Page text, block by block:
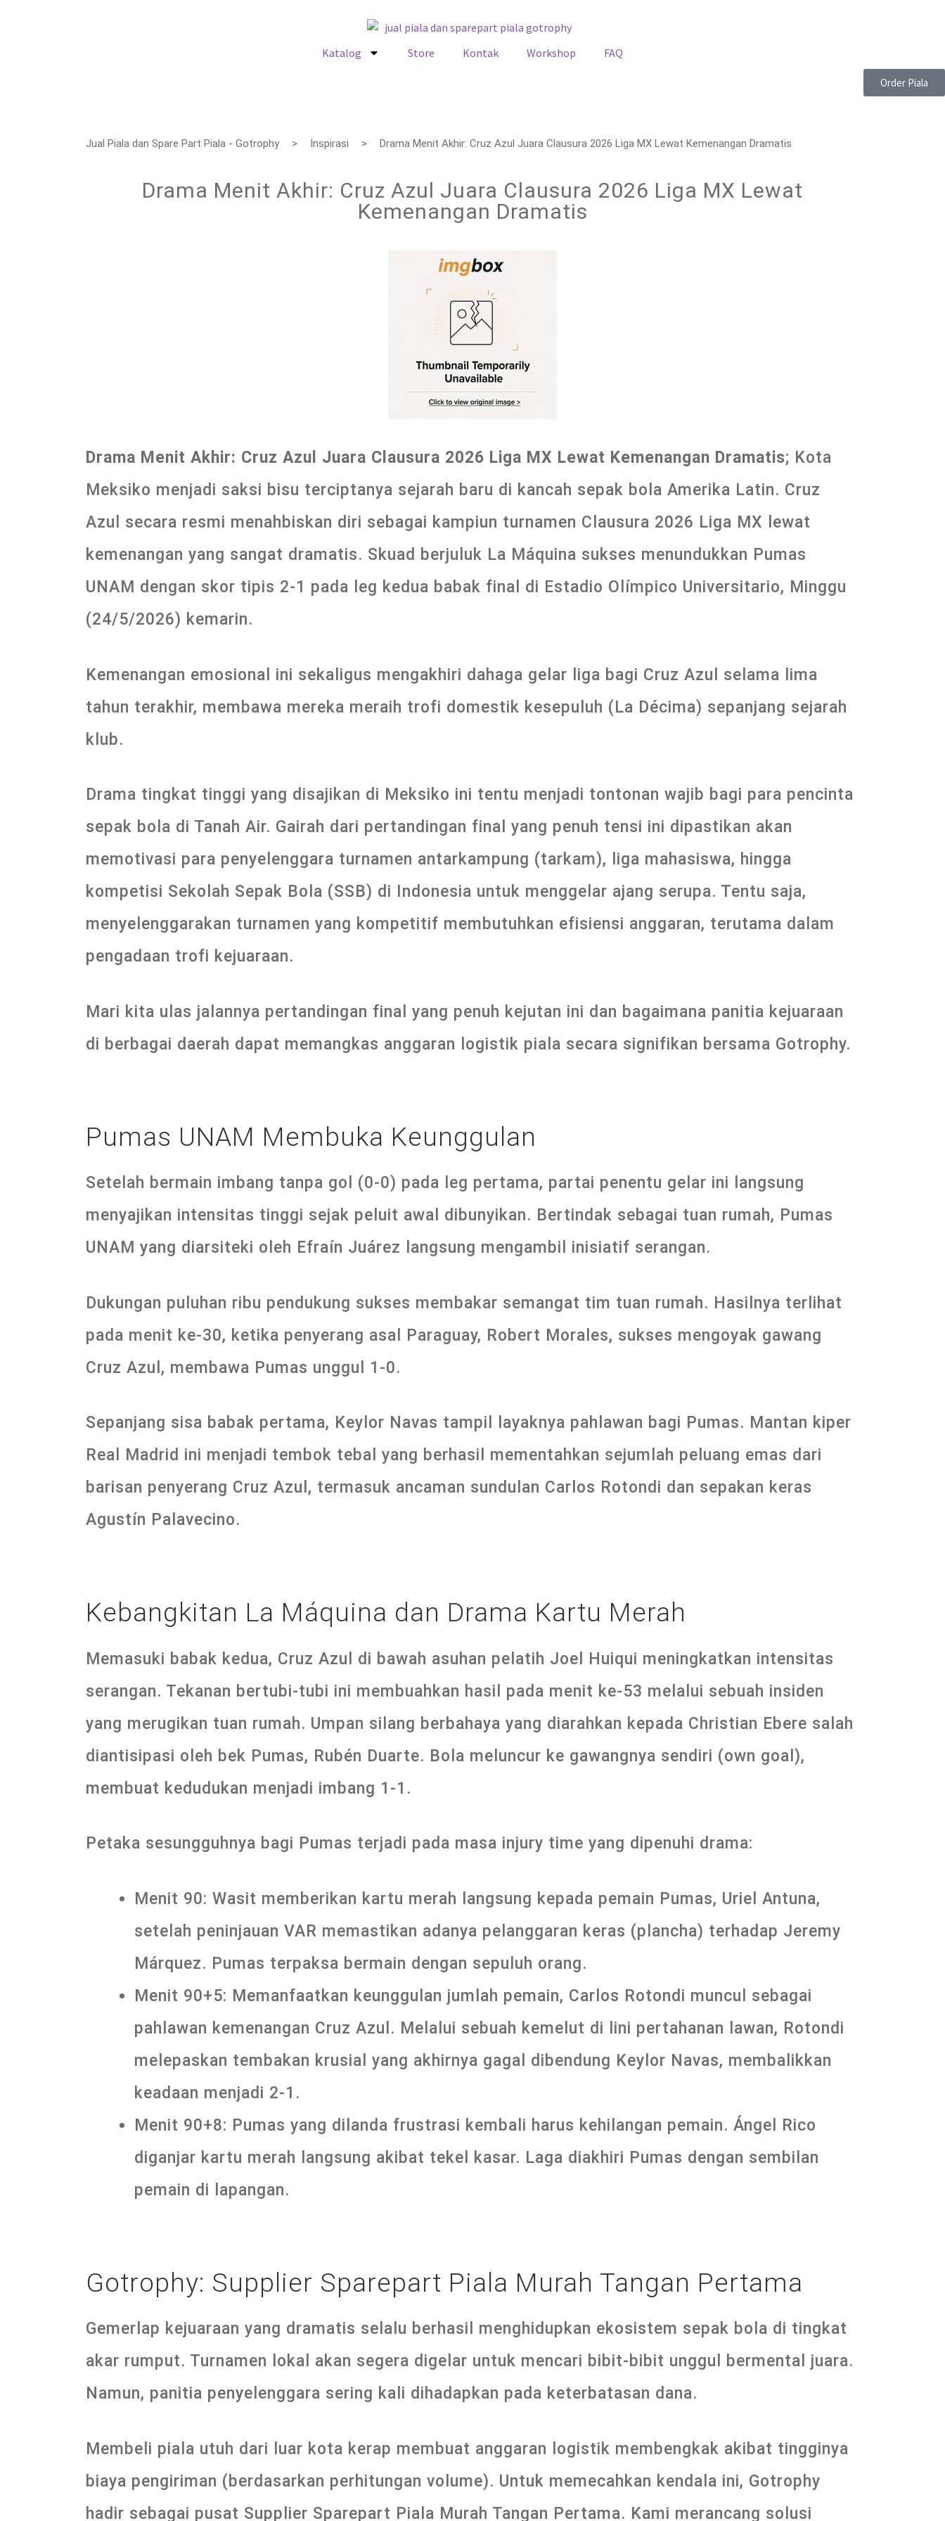
Katalog Store Kontak Workshop FAQ
Order Piala
Jual Piala dan Spare Part Piala - Gotrophy Inspirasi Drama Menit Akhir: Cruz Azul Juara Clausura 2026 Liga MX Lewat Kemenangan Dramatis
Drama Menit Akhir: Cruz Azul Juara Clausura 2026 Liga MX Lewat
Kemenangan Dramatis
Drama Menit Akhir: Cruz Azul Juara Clausura 2026 Liga MX Lewat Kemenangan Dramatis; Kota
Meksiko menjadi saksi bisu terciptanya sejarah baru di kancah sepak bola Amerika Latin. Cruz
Azul secara resmi menahbiskan diri sebagai kampiun turnamen Clausura 2026 Liga MX lewat
kemenangan yang sangat dramatis. Skuad berjuluk La Máquina sukses menundukkan Pumas
UNAM dengan skor tipis 2-1 pada leg kedua babak final di Estadio Olímpico Universitario, Minggu
(24/5/2026) kemarin.
Kemenangan emosional ini sekaligus mengakhiri dahaga gelar liga bagi Cruz Azul selama lima
tahun terakhir, membawa mereka meraih trofi domestik kesepuluh (La Décima) sepanjang sejarah
klub.
Drama tingkat tinggi yang disajikan di Meksiko ini tentu menjadi tontonan wajib bagi para pencinta
sepak bola di Tanah Air. Gairah dari pertandingan final yang penuh tensi ini dipastikan akan
memotivasi para penyelenggara turnamen antarkampung (tarkam), liga mahasiswa, hingga
kompetisi Sekolah Sepak Bola (SSB) di Indonesia untuk menggelar ajang serupa. Tentu saja,
menyelenggarakan turnamen yang kompetitif membutuhkan efisiensi anggaran, terutama dalam
pengadaan trofi kejuaraan.
Mari kita ulas jalannya pertandingan final yang penuh kejutan ini dan bagaimana panitia kejuaraan
di berbagai daerah dapat memangkas anggaran logistik piala secara signifikan bersama Gotrophy.
Pumas UNAM Membuka Keunggulan
Setelah bermain imbang tanpa gol (0-0) pada leg pertama, partai penentu gelar ini langsung
menyajikan intensitas tinggi sejak peluit awal dibunyikan. Bertindak sebagai tuan rumah, Pumas
UNAM yang diarsiteki oleh Efraín Juárez langsung mengambil inisiatif serangan.
Dukungan puluhan ribu pendukung sukses membakar semangat tim tuan rumah. Hasilnya terlihat
pada menit ke-30, ketika penyerang asal Paraguay, Robert Morales, sukses mengoyak gawang
Cruz Azul, membawa Pumas unggul 1-0.
Sepanjang sisa babak pertama, Keylor Navas tampil layaknya pahlawan bagi Pumas. Mantan kiper
Real Madrid ini menjadi tembok tebal yang berhasil mementahkan sejumlah peluang emas dari
barisan penyerang Cruz Azul, termasuk ancaman sundulan Carlos Rotondi dan sepakan keras
Agustín Palavecino.
Kebangkitan La Máquina dan Drama Kartu Merah
Memasuki babak kedua, Cruz Azul di bawah asuhan pelatih Joel Huiqui meningkatkan intensitas
serangan. Tekanan bertubi-tubi ini membuahkan hasil pada menit ke-53 melalui sebuah insiden
yang merugikan tuan rumah. Umpan silang berbahaya yang diarahkan kepada Christian Ebere salah
diantisipasi oleh bek Pumas, Rubén Duarte. Bola meluncur ke gawangnya sendiri (own goal),
membuat kedudukan menjadi imbang 1-1.
Petaka sesungguhnya bagi Pumas terjadi pada masa injury time yang dipenuhi drama:
Menit 90: Wasit memberikan kartu merah langsung kepada pemain Pumas, Uriel Antuna,
setelah peninjauan VAR memastikan adanya pelanggaran keras (plancha) terhadap Jeremy
Márquez. Pumas terpaksa bermain dengan sepuluh orang.
Menit 90+5: Memanfaatkan keunggulan jumlah pemain, Carlos Rotondi muncul sebagai
pahlawan kemenangan Cruz Azul. Melalui sebuah kemelut di lini pertahanan lawan, Rotondi
melepaskan tembakan krusial yang akhirnya gagal dibendung Keylor Navas, membalikkan
keadaan menjadi 2-1.
Menit 90+8: Pumas yang dilanda frustrasi kembali harus kehilangan pemain. Ángel Rico
diganjar kartu merah langsung akibat tekel kasar. Laga diakhiri Pumas dengan sembilan
pemain di lapangan.
Gotrophy: Supplier Sparepart Piala Murah Tangan Pertama
Gemerlap kejuaraan yang dramatis selalu berhasil menghidupkan ekosistem sepak bola di tingkat
akar rumput. Turnamen lokal akan segera digelar untuk mencari bibit-bibit unggul bermental juara.
Namun, panitia penyelenggara sering kali dihadapkan pada keterbatasan dana.
Membeli piala utuh dari luar kota kerap membuat anggaran logistik membengkak akibat tingginya
biaya pengiriman (berdasarkan perhitungan volume). Untuk memecahkan kendala ini, Gotrophy
hadir sebagai pusat Supplier Sparepart Piala Murah Tangan Pertama. Kami merancang solusi